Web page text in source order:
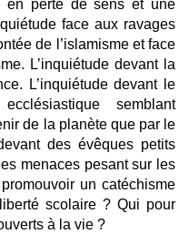
en perte de sens et une
face aux ravages
de l’islamisme et face
L’inquiétude devant la
L’inquiétude devant le
semblant
de la planète que par le
des évêques petits
menaces pesant sur les
un catéchisme
scolaire ? Qui pour
à la vie ?